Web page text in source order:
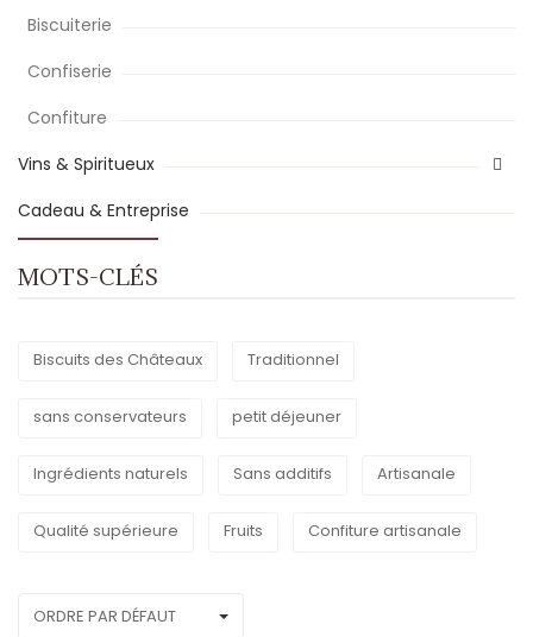
Biscuiterie
Confiserie
Confiture
Vins & Spiritueux
Cadeau & Entreprise
MOTS-CLÉS
Biscuits des Châteaux Traditionnel
sans conservateurs petit déjeuner
Ingrédients naturels Sans additifs Artisanale
Qualité supérieure Fruits Confiture artisanale
ORDRE PAR DÉFAUT